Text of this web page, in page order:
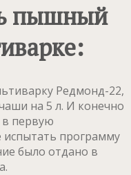
пышный
Редмонд-22,
на 5 л. И конечно
в первую
испытать программу
было отдано в